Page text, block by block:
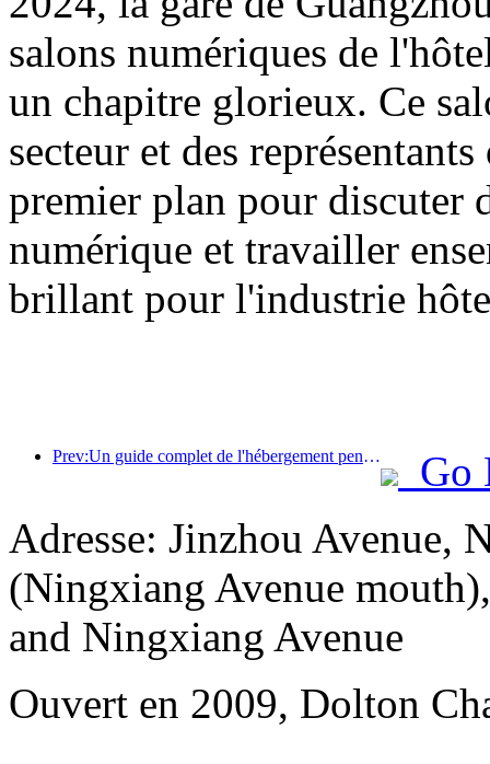
salons numériques de
un chapitre glorieux. Ce
secteur et des
premier plan pour discuter
numérique et travailler
brillant pour l'industrie
Prev:Un guide complet de l'hébergement pendant la saison touristique hivernale à Pékin La nouvelle cour de l'hôtel Jingneng déclenche un nouvel engouement touristique.
Go
Adresse: Jinzhou Avenue,
(Ningxiang Avenue
and Ningxiang Avenue
Ouvert en 2009, Dolton